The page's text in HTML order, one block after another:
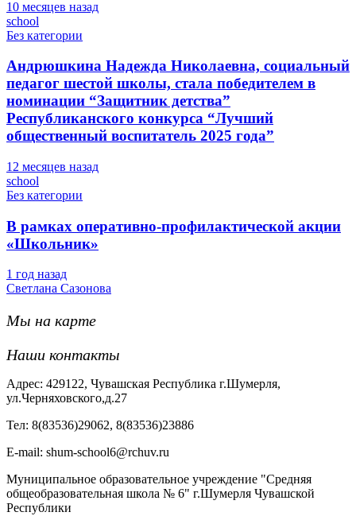
10 месяцев назад
school
Без категории
Андрюшкина Надежда Николаевна, социальный
педагог шестой школы, стала победителем в
номинации “Защитник детства”
Республиканского конкурса “Лучший
общественный воспитатель 2025 года”
12 месяцев назад
school
Без категории
В рамках оперативно-профилактической акции
«Школьник»
1 год назад
Светлана Сазонова
Мы на карте
Наши контакты
Адрес: 429122, Чувашская Республика г.Шумерля,
ул.Черняховского,д.27
Тел: 8(83536)29062, 8(83536)23886
Е-mail: shum-school6@rchuv.ru
Муниципальное образовательное учреждение "Средняя
общеобразовательная школа № 6" г.Шумерля Чувашской
Республики